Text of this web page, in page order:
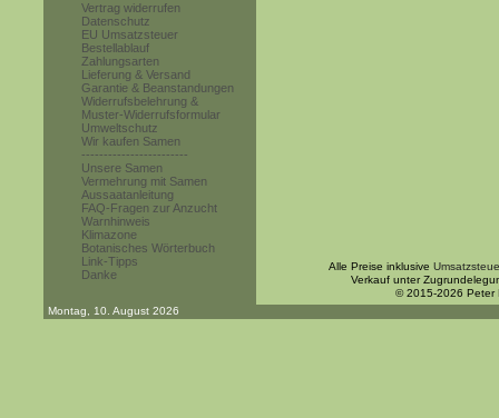
Vertrag widerrufen
Datenschutz
EU Umsatzsteuer
Bestellablauf
Zahlungsarten
Lieferung & Versand
Garantie & Beanstandungen
Widerrufsbelehrung &
Muster-Widerrufsformular
Umweltschutz
Wir kaufen Samen
------------------------
Unsere Samen
Vermehrung mit Samen
Aussaatanleitung
FAQ-Fragen zur Anzucht
Warnhinweis
Klimazone
Botanisches Wörterbuch
Link-Tipps
Danke
Alle Preise inklusive
Verkauf unter
© 2015-2026 Peter
Montag, 10. August 2026